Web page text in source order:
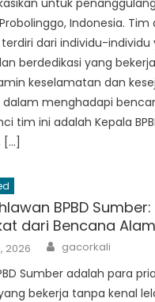
Indonesia. Tim
dari individu-individu
berdedikasi yang
keselamatan dan
menghadapi
tim ini adalah Kepala
[…]
BPBD
dari Bencana Alam
2026 Author
gacorkali
Sumber adalah para
bekerja tanpa kenal